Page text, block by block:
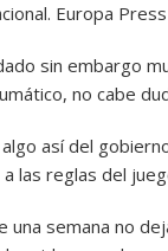
Europa Press
sin embargo
no cabe
así del
las reglas del
una semana no